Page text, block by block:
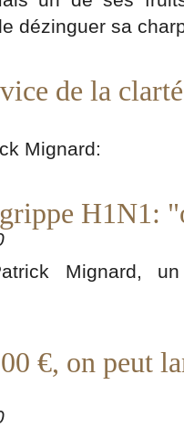
dézinguer sa
de la clarté
Mignard:
H1N1:
Mignard,
€, on peut